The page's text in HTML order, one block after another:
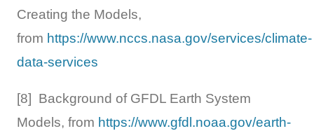
Creating the Models,
from https://www.nccs.nasa.gov/services/climate-
data-services
[8] Background of GFDL Earth System
Models, from https://www.gfdl.noaa.gov/earth-